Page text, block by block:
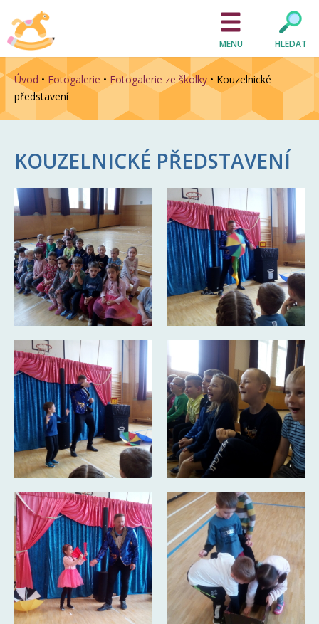
MENU HLEDAT
Úvod • Fotogalerie • Fotogalerie ze školky • Kouzelnické
představení
KOUZELNICKÉ PŘEDSTAVENÍ